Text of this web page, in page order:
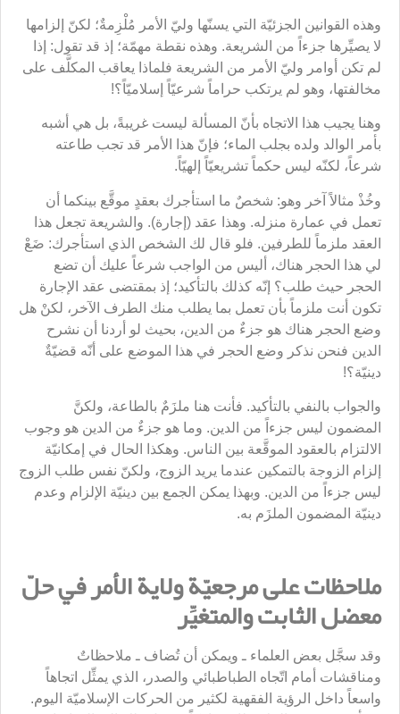
وهذه القوانين الجزئيّة التي يسنّها وليّ الأمر مُلْزِمةٌ؛ لكنّ إلزامها
لا يصيِّرها جزءاً من الشريعة. وهذه نقطة مهمّة؛ إذ قد تقول: إذا
لم تكن أوامر وليّ الأمر من الشريعة فلماذا يعاقب المكلَّف على
مخالفتها، وهو لم يرتكب حراماً شرعيّاً إسلاميّاً؟!
وهنا يجيب هذا الاتجاه بأنّ المسألة ليست غريبةً، بل هي أشبه
بأمر الوالد ولده بجلب الماء؛ فإنّ هذا الأمر قد تجب طاعته
شرعاً، لكنّه ليس حكماً تشريعيّاً إلهيّاً.
وخُذْ مثالاً آخر وهو: شخصٌ ما استأجرك بعقدٍ موقَّع بينكما أن
تعمل في عمارة منزله. وهذا عقد (إجارة). والشريعة تجعل هذا
العقد ملزماً للطرفين. فلو قال لك الشخص الذي استأجرك: ضَعْ
لي هذا الحجر هناك، أليس من الواجب شرعاً عليك أن تضع
الحجر حيث طلب؟ إنّه كذلك بالتأكيد؛ إذ بمقتضى عقد الإجارة
تكون أنت ملزماً بأن تعمل بما يطلب منك الطرف الآخر، لكنْ هل
وضع الحجر هناك هو جزءٌ من الدين، بحيث لو أردنا أن نشرح
الدين فنحن نذكر وضع الحجر في هذا الموضع على أنّه قضيّةٌ
دينيّة؟!
والجواب بالنفي بالتأكيد. فأنت هنا ملزَمٌ بالطاعة، ولكنَّ
المضمون ليس جزءاً من الدين. وما هو جزءٌ من الدين هو وجوب
الالتزام بالعقود الموقَّعة بين الناس. وهكذا الحال في إمكانيّة
إلزام الزوجة بالتمكين عندما يريد الزوج، ولكنّ نفس طلب الزوج
ليس جزءاً من الدين. وبهذا يمكن الجمع بين دينيّة الإلزام وعدم
دينيّة المضمون الملزَم به.
ملاحظات على مرجعيّة ولاية الأمر في حلّ
معضل الثابت والمتغيِّر
وقد سجَّل بعض العلماء ـ ويمكن أن تُضاف ـ ملاحظاتٌ
ومناقشات أمام اتّجاه الطباطبائي والصدر، الذي يمثِّل اتجاهاً
واسعاً داخل الرؤية الفقهية لكثير من الحركات الإسلاميّة اليوم.